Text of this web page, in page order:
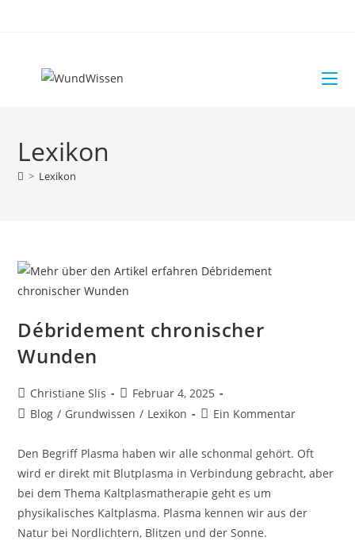
Lexikon
> Lexikon
Débridement chronischer
Wunden
Christiane Slis
Februar 4, 2025
Blog / Grundwissen / Lexikon Ein Kommentar
Den Begriff Plasma haben wir alle schonmal gehört. Oft
wird er direkt mit Blutplasma in Verbindung gebracht, aber
bei dem Thema Kaltplasmatherapie geht es um
physikalisches Kaltplasma. Plasma kennen wir aus der
Natur bei Nordlichtern, Blitzen und der Sonne.